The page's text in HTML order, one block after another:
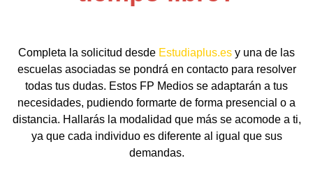
Completa la solicitud desde Estudiaplus.es y una de las
escuelas asociadas se pondrá en contacto para resolver
todas tus dudas. Estos FP Medios se adaptarán a tus
necesidades, pudiendo formarte de forma presencial o a
distancia. Hallarás la modalidad que más se acomode a ti,
ya que cada individuo es diferente al igual que sus
demandas.